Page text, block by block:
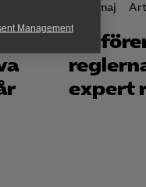
Management
13 maj
EU
expert